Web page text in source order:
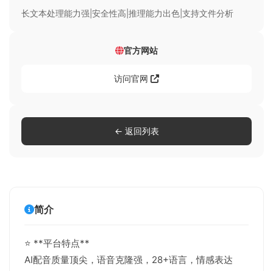
简介
⭐ **平台特点**
AI配音质量顶尖，语音克隆强，28+语言，情感表达
长文本处理能力强|安全性高|推理能力出色|支持文件分析
官方网站
访问官网
← 返回列表